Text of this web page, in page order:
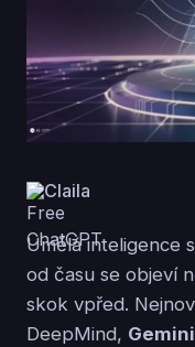
Claila
Umělá inteligence
od času se objeví
skok vpřed.
DeepMind,